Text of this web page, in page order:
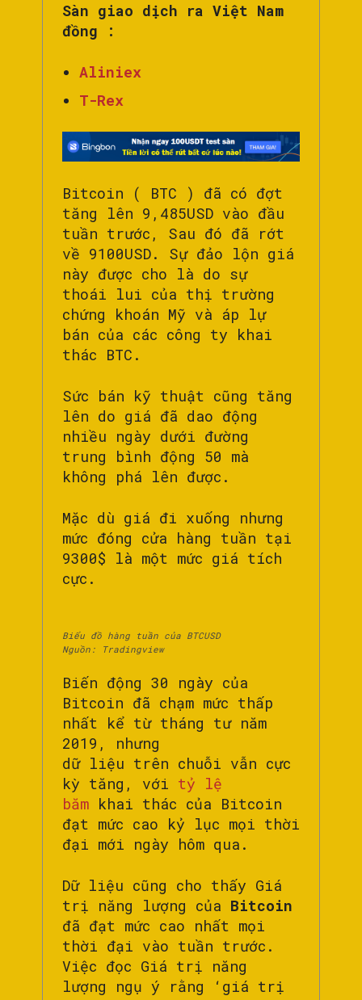
Sàn giao dịch ra Việt Nam
đồng :
Aliniex
T-Rex
Bitcoin ( BTC ) đã có đợt
tăng lên 9,485USD vào đầu
tuần trước, Sau đó đã rớt
về 9100USD. Sự đảo lộn giá
này được cho là do sự
thoái lui của thị trường
chứng khoán Mỹ và áp lự
bán của các công ty khai
thác BTC.
Sức bán kỹ thuật cũng tăng
lên do giá đã dao động
nhiều ngày dưới đường
trung bình động 50 mà
không phá lên được.
Mặc dù giá đi xuống nhưng
mức đóng cửa hàng tuần tại
9300$ là một mức giá tích
cực.
Biểu đồ hàng tuần của BTCUSD
Nguồn: Tradingview
Biến động 30 ngày của
Bitcoin đã chạm mức thấp
nhất kể từ tháng tư năm
2019, nhưng
dữ liệu trên chuỗi vẫn cực
kỳ tăng, với tỷ lệ
băm khai thác của Bitcoin
đạt mức cao kỷ lục mọi thời
đại mới ngày hôm qua.
Dữ liệu cũng cho thấy Giá
trị năng lượng của Bitcoin
đã đạt mức cao nhất mọi
thời đại vào tuần trước.
Việc đọc Giá trị năng
lượng ngụ ý rằng ‘giá trị